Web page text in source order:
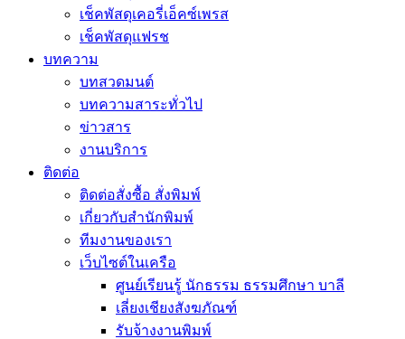
เช็คพัสดุเคอรี่เอ็คซ์เพรส
เช็คพัสดุแฟรช
บทความ
บทสวดมนต์
บทความสาระทั่วไป
ข่าวสาร
งานบริการ
ติดต่อ
ติดต่อสั่งซื้อ สั่งพิมพ์
เกี่ยวกับสำนักพิมพ์
ทีมงานของเรา
เว็บไซต์ในเครือ
ศูนย์เรียนรู้ นักธรรม ธรรมศึกษา บาลี
เลี่ยงเชียงสังฆภัณฑ์
รับจ้างงานพิมพ์